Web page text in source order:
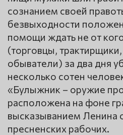
сознанием своей
безвыходности
помощи ждать не от
(торговцы,
обыватели) за два дня
несколько сотен
«Булыжник – оружие
расположена на фоне
высказыванием Ленина
пресненских рабочих.